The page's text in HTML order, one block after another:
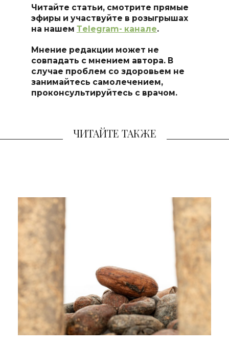
Читайте статьи, смотрите прямые
эфиры и участвуйте в розыгрышах
на нашем Тelegram- канале.
Мнение редакции может не
совпадать с мнением автора. В
случае проблем со здоровьем не
занимайтесь самолечением,
проконсультируйтесь с врачом.
ЧИТАЙТЕ ТАКЖЕ